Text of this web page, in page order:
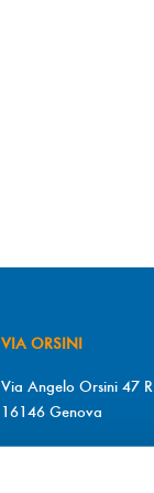
VIA ORSINI
Via Angelo Orsini 47 R
16146 Genova